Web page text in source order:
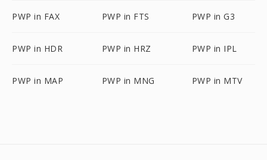
PWP in FAX PWP in FTS PWP in G3
PWP in HDR PWP in HRZ PWP in IPL
PWP in MAP PWP in MNG PWP in MTV